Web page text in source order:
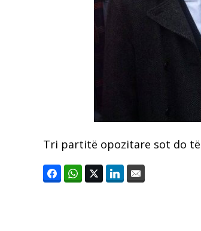
Tri partitë opozitare sot do